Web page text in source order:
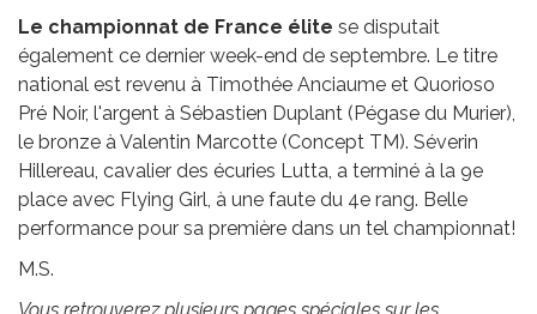
Le championnat de France élite se disputait
également ce dernier week-end de septembre. Le titre
national est revenu à Timothée Anciaume et Quorioso
Pré Noir, l'argent à Sébastien Duplant (Pégase du Murier),
le bronze à Valentin Marcotte (Concept TM). Séverin
Hillereau, cavalier des écuries Lutta, a terminé à la 9e
place avec Flying Girl, à une faute du 4e rang. Belle
performance pour sa première dans un tel championnat!
M.S.
Vous retrouverez plusieurs pages spéciales sur les